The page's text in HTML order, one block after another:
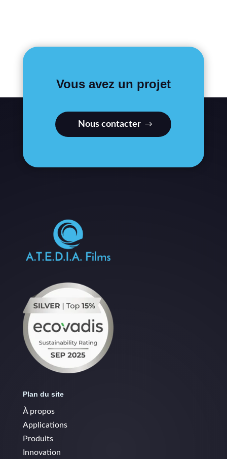
Vous avez un projet
Nous contacter
Plan du site
À propos
Applications
Produits
Innovation